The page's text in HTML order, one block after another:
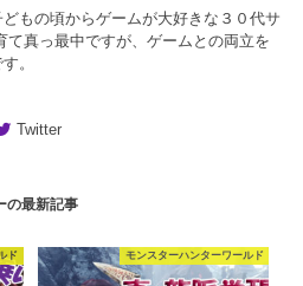
どもの頃からゲームが大好きな３０代サ
て真っ最中ですが、ゲームとの両立を
。
Twitter
の最新記事
ド モンスターハンターワールド